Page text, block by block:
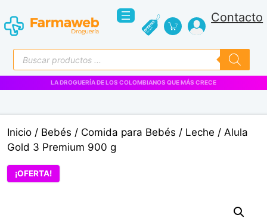
al
contenido
Contacto
Búsqueda
de
productos
LA DROGUERÍA DE LOS COLOMBIANOS QUE MÁS CRECE
Inicio / Bebés / Comida para Bebés / Leche / Alula
Gold 3 Premium 900 g
¡OFERTA!